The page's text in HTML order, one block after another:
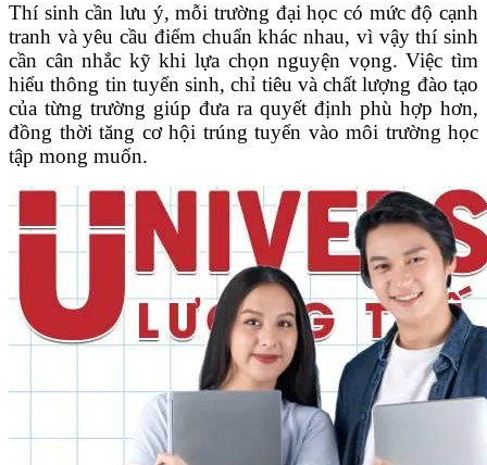
Thí sinh cần lưu ý, mỗi trường đại học có mức độ cạnh
tranh và yêu cầu điểm chuẩn khác nhau, vì vậy thí sinh
cần cân nhắc kỹ khi lựa chọn nguyện vọng. Việc tìm
hiểu thông tin tuyển sinh, chỉ tiêu và chất lượng đào tạo
của từng trường giúp đưa ra quyết định phù hợp hơn,
đồng thời tăng cơ hội trúng tuyển vào môi trường học
tập mong muốn.